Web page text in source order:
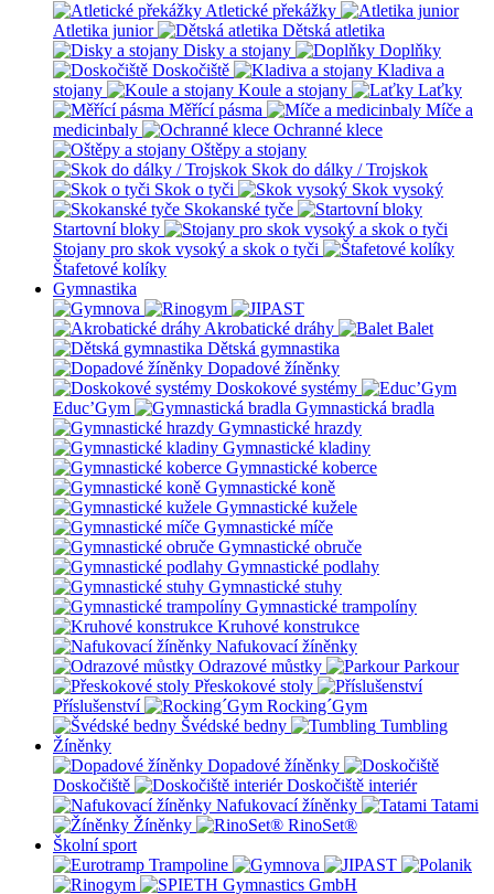
Atletické překážky
Atletika junior
Dětská atletika
Disky a stojany
Doplňky
Doskočiště
Kladiva a
stojany
Koule a stojany
Laťky
Měřící pásma
Míče a
medicinbaly
Ochranné klece
Oštěpy a stojany
Skok do dálky / Trojskok
Skok o tyči
Skok vysoký
Skokanské tyče
Startovní bloky
Stojany pro skok vysoký a skok o tyči
Štafetové kolíky
Gymnastika
Akrobatické dráhy
Balet
Dětská gymnastika
Dopadové žíněnky
Doskokové systémy
Educ’Gym
Gymnastická bradla
Gymnastické hrazdy
Gymnastické kladiny
Gymnastické koberce
Gymnastické koně
Gymnastické kužele
Gymnastické míče
Gymnastické obruče
Gymnastické podlahy
Gymnastické stuhy
Gymnastické trampolíny
Kruhové konstrukce
Nafukovací žíněnky
Odrazové můstky
Parkour
Přeskokové stoly
Příslušenství
Rocking´Gym
Švédské bedny
Tumbling
Žíněnky
Dopadové žíněnky
Doskočiště
Doskočiště interiér
Nafukovací žíněnky
Tatami
Žíněnky
RinoSet®
Školní sport